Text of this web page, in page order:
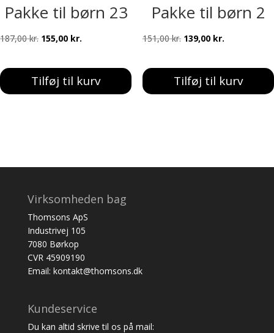
Pakke til børn 23
187,00kr. Den
pris
var:
155,00 kr.
pris
er:
Tilføj til kurv
Pakke til børn 2
151,00kr. Den
pris
var:
139,00 kr.
pris
er:
Tilføj til kurv
Virksomheden bag
Thomsons ApS
Industrivej 105
7080 Børkop
CVR 45909190
Email: kontakt@thomsons.dk
Kundeservice
Du kan altid skrive til os på mail: